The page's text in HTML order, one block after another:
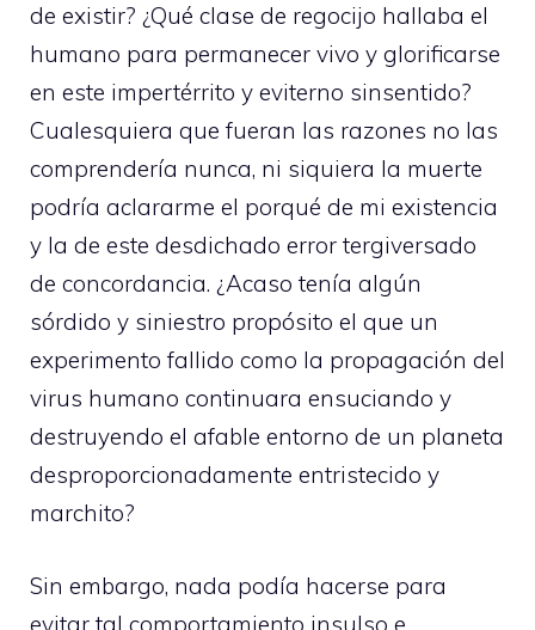
de existir? ¿Qué clase de regocijo hallaba el
humano para permanecer vivo y glorificarse
en este impertérrito y eviterno sinsentido?
Cualesquiera que fueran las razones no las
comprendería nunca, ni siquiera la muerte
podría aclararme el porqué de mi existencia
y la de este desdichado error tergiversado
de concordancia. ¿Acaso tenía algún
sórdido y siniestro propósito el que un
experimento fallido como la propagación del
virus humano continuara ensuciando y
destruyendo el afable entorno de un planeta
desproporcionadamente entristecido y
marchito?
Sin embargo, nada podía hacerse para
evitar tal comportamiento insulso e